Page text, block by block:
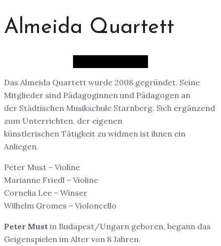
Almeida Quartett
Das Almeida Quartett wurde 2008 gegründet. Seine
Mitglieder sind Pädagoginnen und Pädagogen an
der Städtischen Musikschule Starnberg. Sich ergänzend
zum Unterrichten, der eigenen
künstlerischen Tätigkeit zu widmen ist ihnen ein
Anliegen.
Peter Must – Violine
Marianne Friedl – Violine
Cornelia Lee – Winser
Wilhelm Gromes – Violoncello
Peter Must in Budapest/Ungarn geboren, begann das
Geigenspielen im Alter von 8 Jahren.